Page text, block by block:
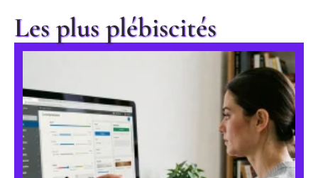
Les plus plébiscités